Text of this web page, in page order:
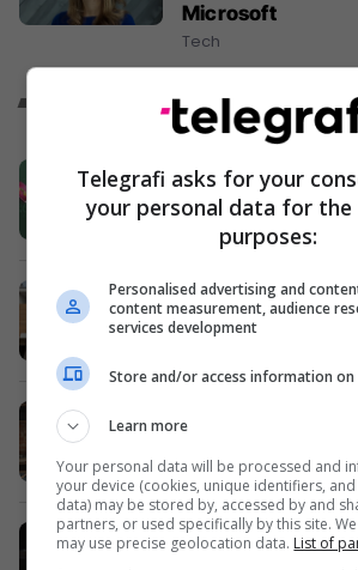
Microsoft
Tech
Ëmbëlsia e
Liri
Qetësi, natyrë
në Lagjen e
Donat
Pixels hap thirrjen
Telegrafi asks for your
your personal data for
purposes:
Personalised advertising and
content measurement, audience
services development
Store and/or access information on
Learn more
Your personal data will be processed and
your device (cookies, unique identifiers,
data) may be stored by, accessed by and
partners, or used specifically by this site.
may use precise geolocation data. List of